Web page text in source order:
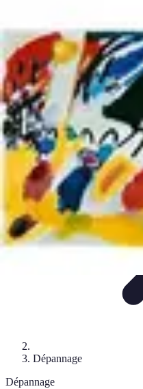
d'urgenceDépannage plomberie
Plomberie Rapide
Dépannage
Dépannage